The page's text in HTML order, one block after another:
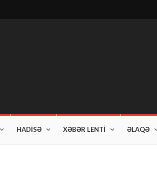
HADİSƏ XƏBƏR LENTİ ƏLAQƏ